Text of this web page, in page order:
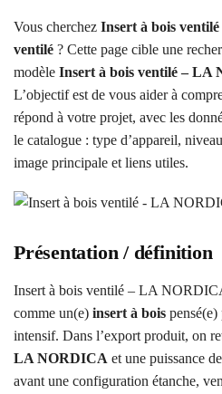
Vous cherchez Insert à bois
ventilé ? Cette page cible une
modèle Insert à bois ventilé – LA
L’objectif est de vous aider à
répond à votre projet, avec les
le catalogue : type d’appareil,
image principale et liens utiles.
Présentation / définition
Insert à bois ventilé – LA
comme un(e) insert à bois
intensif. Dans l’export produit, on
LA NORDICA et une puissance de
avant une configuration étanche,